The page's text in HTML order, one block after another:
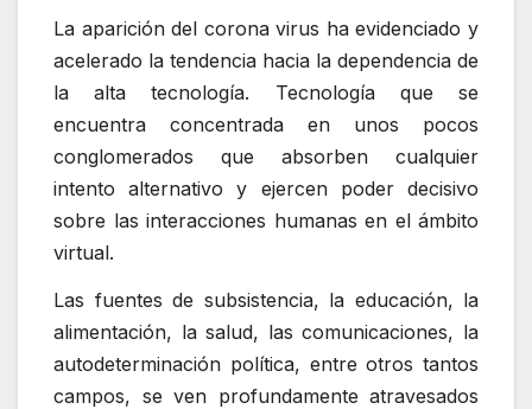
La aparición del corona virus ha evidenciado y
acelerado la tendencia hacia la dependencia de
la alta tecnología. Tecnología que se
encuentra concentrada en unos pocos
conglomerados que absorben cualquier
intento alternativo y ejercen poder decisivo
sobre las interacciones humanas en el ámbito
virtual.
Las fuentes de subsistencia, la educación, la
alimentación, la salud, las comunicaciones, la
autodeterminación política, entre otros tantos
campos, se ven profundamente atravesados